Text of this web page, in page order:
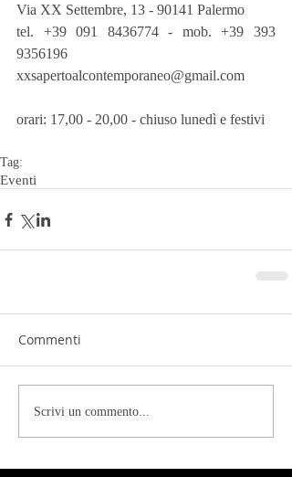
Via XX Settembre, 13 - 90141 Palermo
tel. +39 091 8436774 - mob. +39 393
9356196
xxsapertoalcontemporaneo@gmail.com
orari: 17,00 - 20,00 - chiuso lunedì e festivi
Tag:
Eventi
Commenti
Scrivi un commento...